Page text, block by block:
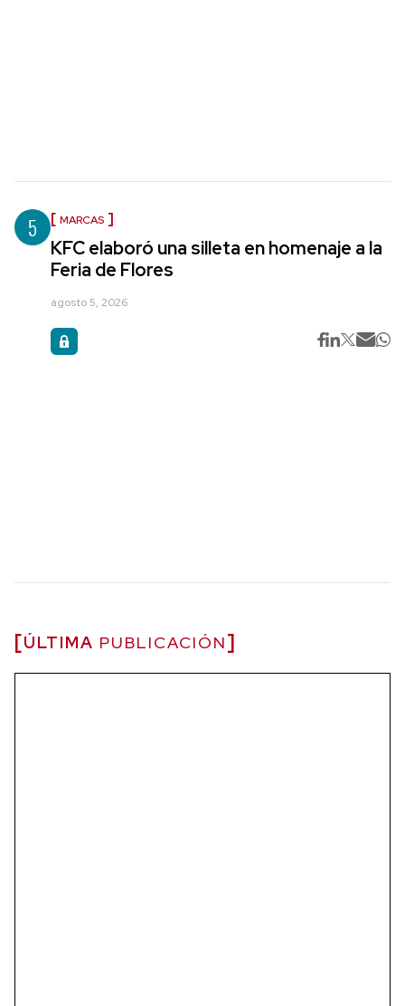
5 MARCAS
KFC elaboró una silleta en homenaje a la
Feria de Flores
agosto 5, 2026
ÚLTIMA PUBLICACIÓN